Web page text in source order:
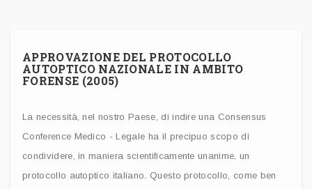
APPROVAZIONE DEL PROTOCOLLO
AUTOPTICO NAZIONALE IN AMBITO
FORENSE (2005)
La necessità, nel nostro Paese, di indire una Consensus
Conference Medico - Legale ha il precipuo scopo di
condividere, in maniera scientificamente unanime, un
protocollo autoptico italiano. Questo protocollo, come ben